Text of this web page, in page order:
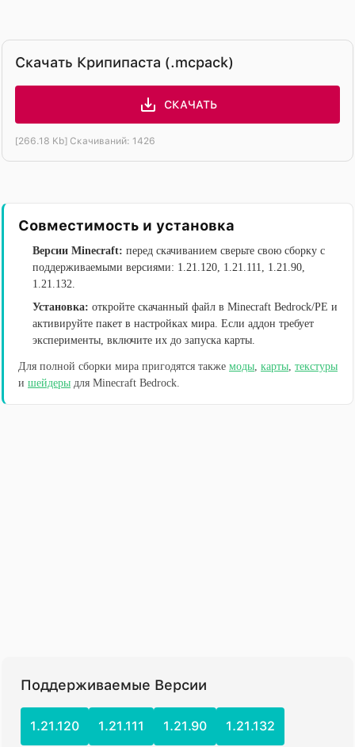
Скачать Крипипаста (.mcpack)
СКАЧАТЬ
[266.18 Kb] Скачиваний: 1426
Совместимость и установка
Версии Minecraft: перед скачиванием сверьте свою сборку с
поддерживаемыми версиями: 1.21.120, 1.21.111, 1.21.90,
1.21.132.
Установка: откройте скачанный файл в Minecraft Bedrock/PE и
активируйте пакет в настройках мира. Если аддон требует
эксперименты, включите их до запуска карты.
Для полной сборки мира пригодятся также моды карты текстуры
и шейдеры для Minecraft Bedrock.
Поддерживаемые Версии
1.21.120 1.21.111 1.21.90 1.21.132